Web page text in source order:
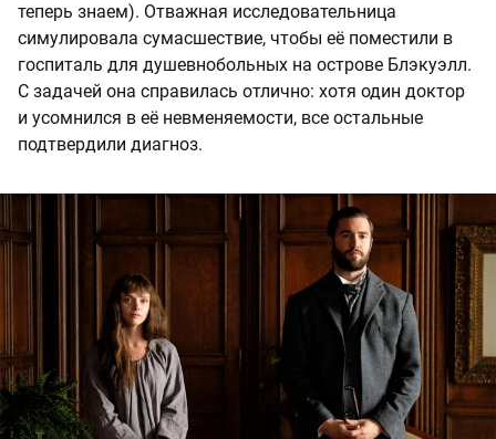
теперь знаем). Отважная исследовательница
симулировала сумасшествие, чтобы её поместили в
госпиталь для душевнобольных на острове Блэкуэлл.
С задачей она справилась отлично: хотя один доктор
и усомнился в её невменяемости, все остальные
подтвердили диагноз.